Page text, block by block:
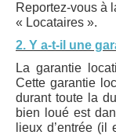
Attributions
Quand vous
Bail et
Droits et
Réparations
Reportez-vous à
« Locataires ».
2. Y a-t-il une
La garantie
Cette garantie
durant toute la
bien loué est
lieux d’entrée (il